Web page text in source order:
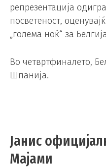
репрезентација
посветеност,
„голема ноќ“ за
Во четвртфиналето,
Шпанија.
Јанис
Мајами